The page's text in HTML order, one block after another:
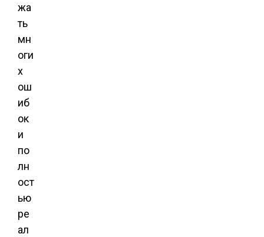
жа
ть
мн
оги
х
ош
иб
ок
и
по
лн
ост
ью
ре
ал